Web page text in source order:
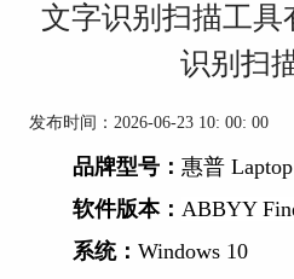
文字识别扫描工具
识别扫
发布时间：2026-06-23 10: 00: 00
品牌型号： 惠普
软件版本： ABBYY
系统： Windows 10